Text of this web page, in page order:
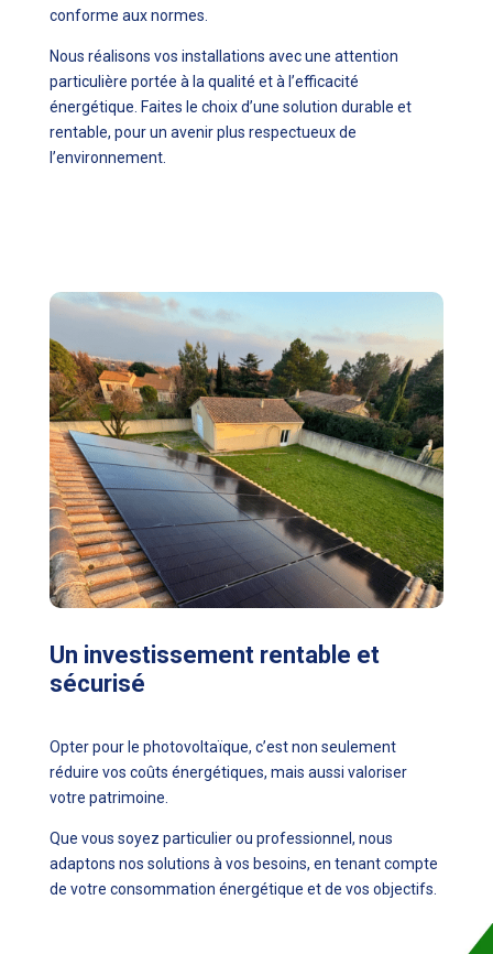
conforme aux normes.
Nous réalisons vos installations avec une attention
particulière portée à la qualité et à l’efficacité
énergétique. Faites le choix d’une solution durable et
rentable, pour un avenir plus respectueux de
l’environnement.
Un investissement rentable et
sécurisé
Opter pour le photovoltaïque, c’est non seulement
réduire vos coûts énergétiques, mais aussi valoriser
votre patrimoine.
Que vous soyez particulier ou professionnel, nous
adaptons nos solutions à vos besoins, en tenant compte
de votre consommation énergétique et de vos objectifs.